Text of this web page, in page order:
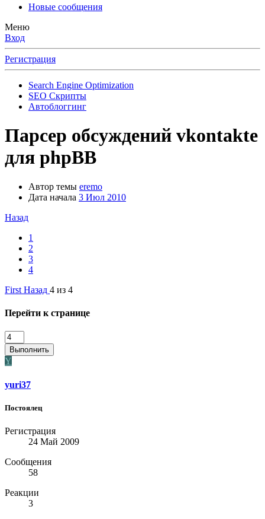
Новые сообщения
Меню
Вход
Регистрация
Search Engine Optimization
SEO Скрипты
Автоблоггинг
Парсер обсуждений vkontakte
для phpBB
Автор темы eremo
Дата начала 3 Июл 2010
Назад
1
2
3
4
First Назад 4 из 4
Перейти к странице
Выполнить
Y
yuri37
Постоялец
Регистрация
24 Май 2009
Сообщения
58
Реакции
3